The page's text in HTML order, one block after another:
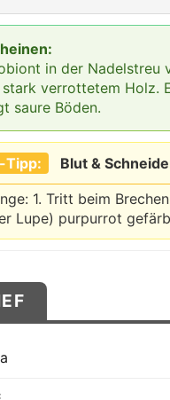
in der Nadelstreu
verrottetem Holz.
saure Böden.
Tipp:
Blut &
1. Tritt beim
Lupe) purpurrot